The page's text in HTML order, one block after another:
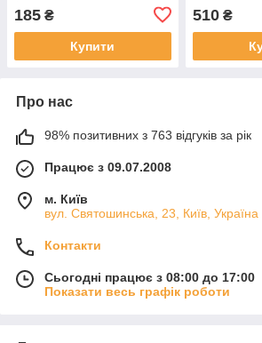
185 ₴
Купити
510₴
Про нас
98% позитивних з 763 відгуків за рік
Працює з 09.07.2008
м. Київ
вул. Святошинська, 23, Київ, Україна
Контакти
Сьогодні працює з 08:00 до 17:00
Показати весь графік роботи